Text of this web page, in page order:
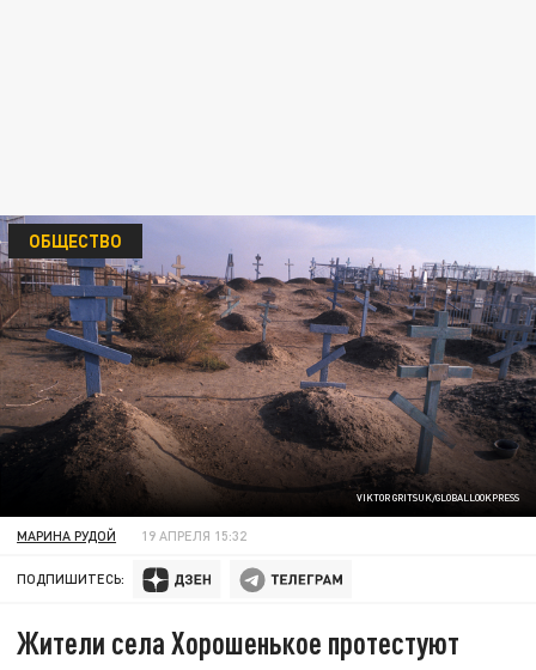
VIKTOR GRITSUK/GLOBALLOOKPRESS
ОБЩЕСТВО
МАРИНА РУДОЙ 19 АПРЕЛЯ 15:32
ПОДПИШИТЕСЬ:
Жители села Хорошенькое протестуют